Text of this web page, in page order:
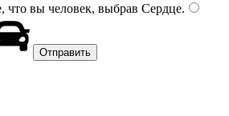
что вы человек, выбрав Сердце.